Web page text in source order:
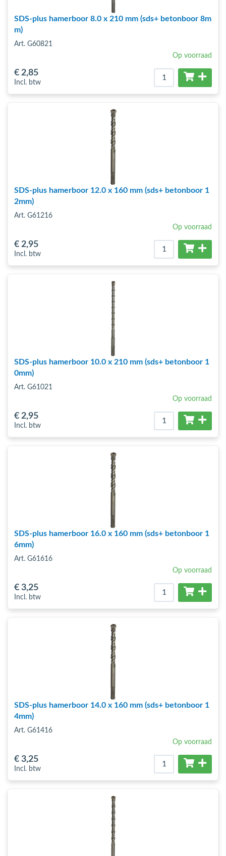
SDS-plus hamerboor 8.0 x 210 mm (sds+ betonboor 8m
m)
Art. G60821
Op voorraad
€ 2,85
Incl. btw
SDS-plus hamerboor 12.0 x 160 mm (sds+ betonboor 1
2mm)
Art. G61216
Op voorraad
€ 2,95
Incl. btw
SDS-plus hamerboor 10.0 x 210 mm (sds+ betonboor 1
0mm)
Art. G61021
Op voorraad
€ 2,95
Incl. btw
SDS-plus hamerboor 16.0 x 160 mm (sds+ betonboor 1
6mm)
Art. G61616
Op voorraad
€ 3,25
Incl. btw
SDS-plus hamerboor 14.0 x 160 mm (sds+ betonboor 1
4mm)
Art. G61416
Op voorraad
€ 3,25
Incl. btw